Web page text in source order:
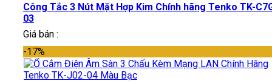
Công Tắc 3 Nút Mặt Hợp Kim Chính hãng Tenko TK-
03
Giá bán :
-17%